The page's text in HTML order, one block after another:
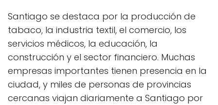
Santiago se destaca por la producción de
tabaco, la industria textil, el comercio, los
servicios médicos, la educación, la
construcción y el sector financiero. Muchas
empresas importantes tienen presencia en la
ciudad, y miles de personas de provincias
cercanas viajan diariamente a Santiago por